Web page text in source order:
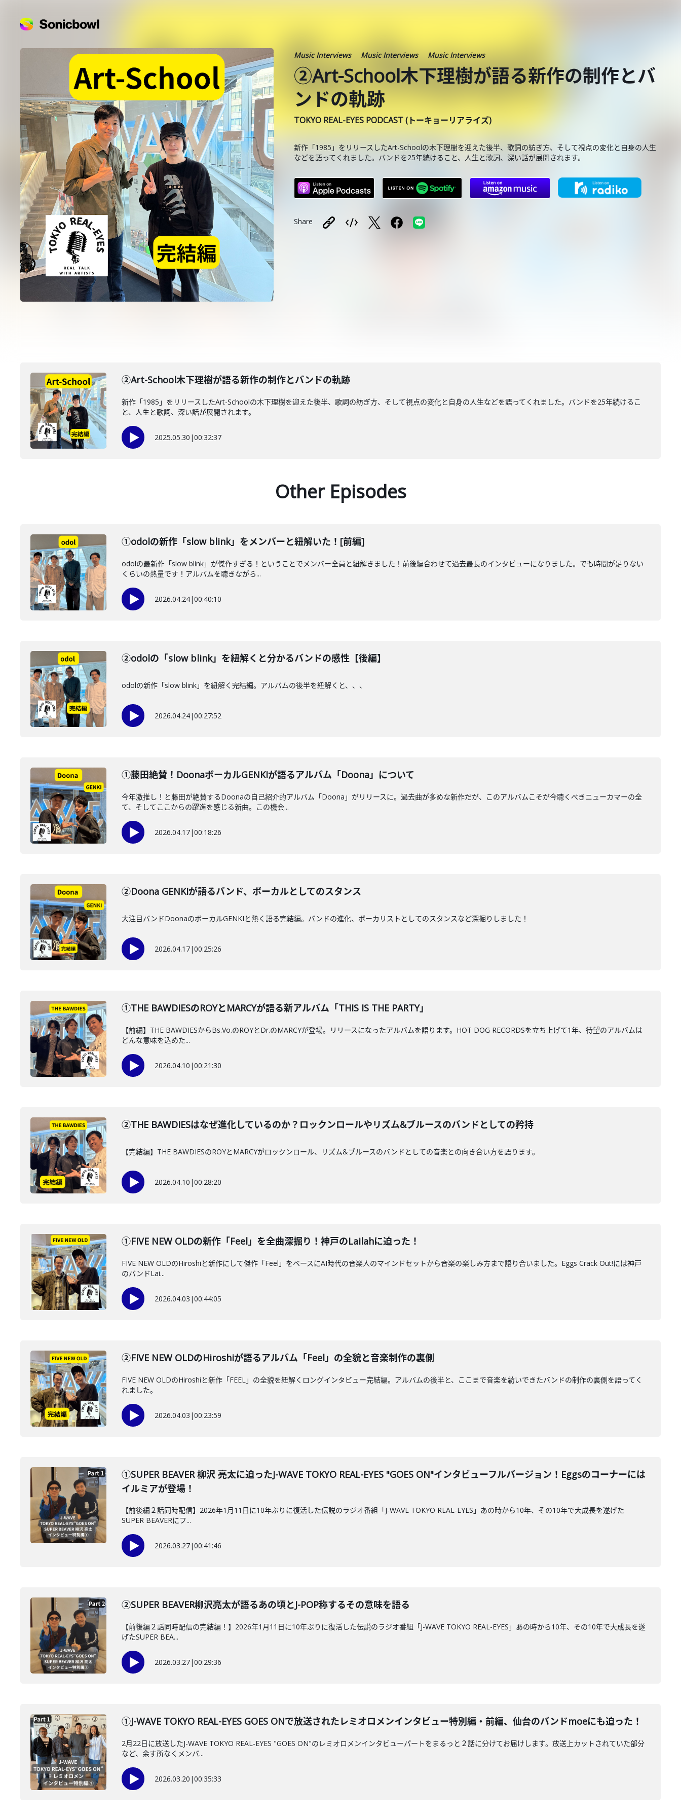
Music Interviews Music Interviews Music Interviews
②Art-School木下理樹が語る新作の制作とバ
ンドの軌跡
TOKYO REAL-EYES PODCAST (トーキョーリアライズ)
新作「1985」をリリースしたArt-Schoolの木下理樹を迎えた後半、歌詞の紡ぎ方、そして視点の変化と自身の人生
などを語ってくれました。バンドを25年続けること、人生と歌詞、深い話が展開されます。
Share
②Art-School木下理樹が語る新作の制作とバンドの軌跡
新作「1985」をリリースしたArt-Schoolの木下理樹を迎えた後半、歌詞の紡ぎ方、そして視点の変化と自身の人生などを語ってくれました。バンドを25年続けるこ
と、人生と歌詞、深い話が展開されます。
2025.05.30 |00:32:37
Other Episodes
①odolの新作「slow blink」をメンバーと紐解いた！[前編]
odolの最新作「slow blink」が傑作すぎる！ということでメンバー全員と紐解きました！前後編合わせて過去最長のインタビューになりました。でも時間が足りない
くらいの熱量です！アルバムを聴きながら...
2026.04.24|00:40:10
②odolの「slow blink」を紐解くと分かるバンドの感性【後編】
odolの新作「slow blink」を紐解く完結編。アルバムの後半を紐解くと、、、
2026.04.24|00:27:52
①藤田絶賛！DoonaボーカルGENKIが語るアルバム「Doona」について
今年激推し！と藤田が絶賛するDoonaの自己紹介的アルバム「Doona」がリリースに。過去曲が多めな新作だが、このアルバムこそが今聴くべきニューカマーの全
て、そしてここからの躍進を感じる新曲。この機会...
2026.04.17|00:18:26
②Doona GENKIが語るバンド、ボーカルとしてのスタンス
大注目バンドDoonaのボーカルGENKIと熱く語る完結編。バンドの進化、ボーカリストとしてのスタンスなど深掘りしました！
2026.04.17|00:25:26
①THE BAWDIESのROYとMARCYが語る新アルバム「THIS IS THE PARTY」
【前編】THE BAWDIESからBs.Vo.のROYとDr.のMARCYが登場。リリースになったアルバムを語ります。HOT DOG RECORDSを立ち上げて1年、待望のアルバムは
どんな意味を込めた...
2026.04.10 |00:21:30
②THE BAWDIESはなぜ進化しているのか？ロックンロールやリズム&ブルースのバンドとしての矜持
【完結編】THE BAWDIESのROYとMARCYがロックンロール、リズム&ブルースのバンドとしての音楽との向き合い方を語ります。
2026.04.10 |00:28:20
①FIVE NEW OLDの新作「Feel」を全曲深掘り！神戸のLailahに迫った！
FIVE NEW OLDのHiroshiと新作にして傑作「Feel」をベースにAI時代の音楽人のマインドセットから音楽の楽しみ方まで語り合いました。Eggs Crack Out!には神戸
のバンドLai...
2026.04.03 |00:44:05
②FIVE NEW OLDのHiroshiが語るアルバム「Feel」の全貌と音楽制作の裏側
FIVE NEW OLDのHiroshiと新作「FEEL」の全貌を紐解くロングインタビュー完結編。アルバムの後半と、ここまで音楽を紡いできたバンドの制作の裏側を語ってく
れました。
2026.04.03 |00:23:59
①SUPER BEAVER 柳沢 亮太に迫ったJ-WAVE TOKYO REAL-EYES "GOES ON"インタビューフルバージョン！Eggsのコーナーには
イルミアが登場！
【前後編２話同時配信】2026年1月11日に10年ぶりに復活した伝説のラジオ番組「J-WAVE TOKYO REAL-EYES」あの時から10年、その10年で大成長を遂げた
SUPER BEAVERにフ...
2026.03.27|00:41:46
②SUPER BEAVER柳沢亮太が語るあの頃とJ-POP称するその意味を語る
【前後編２話同時配信の完結編！】2026年1月11日に10年ぶりに復活した伝説のラジオ番組「J-WAVE TOKYO REAL-EYES」あの時から10年、その10年で大成長を遂
げたSUPER BEA...
2026.03.27|00:29:36
①J-WAVE TOKYO REAL-EYES GOES ONで放送されたレミオロメンインタビュー特別編・前編、仙台のバンドmoeにも迫った！
2月22日に放送したJ-WAVE TOKYO REAL-EYES "GOES ON"のレミオロメンインタビューパートをまるっと２話に分けてお届けします。放送上カットされていた部分
など、余す所なくメンバ...
2026.03.20 |00:35:33